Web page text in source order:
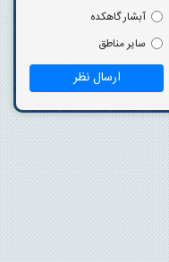
آبشار گاهکده
سایر مناطق